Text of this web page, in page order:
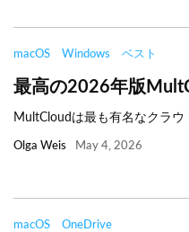
macOS Windows ベスト
最高の2026年版
MultCloudは最も有名なクラウ
Olga Weis May 4, 2026
macOS OneDrive